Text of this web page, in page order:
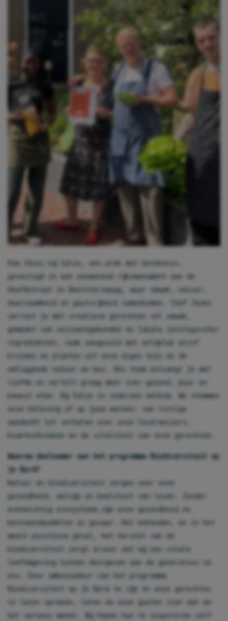
Kom thuis bij Salie, een plek met betekenis,
gevestigd in een eeuwenoud rijksmonument aan de
Hoofdstraat in Beetsterzwaag, waar smaak, natuur,
duurzaamheid en gastvrijheid samenkomen. Chef Jouke
verrast je met creatieve gerechten vol smaak,
gemaakt van seizoensgebonden en lokale (biologische)
ingrediënten, vaak aangevuld met wildpluk en/of
kruiden en planten uit onze eigen tuin en de
omliggende natuur en bos. Ons team ontvangt je met
liefde en vertelt graag meer over gezond, puur en
bewust eten. Bij Salie is iedereen welkom. We stemmen
onze beleving af op jouw wensen: van rustige
aandacht tot verhalen over onze leveranciers,
kooktechnieken en de vitaliteit van onze gerechten.
Waarom deelnemer aan het programma Biodiversiteit op
je Bord?
Natuur en biodiversiteit zorgen voor onze
gezondheid, welzijn en kwaliteit van leven. Zonder
evenwichtig ecosysteem zijn onze gezondheid en
bestaansmiddelen in gevaar. Het behouden, en in het
meest positieve geval, het herstel van de
biodiversiteit zorgt ervoor dat wij een vitale
leefomgeving kunnen doorgeven aan de generaties na
ons. Door ambassadeur van het programma
Biodiversiteit op je Bord te zijn en onze gerechten
te laten spreken, laten we onze gasten zien dat we
het serieus menen. Wij hopen hun te inspireren zelf
opslaan en/of openen,
gepersonaliseerde en niet
gepersonaliseerde advertenties,
advertentiemeting, inzichten in
bezoekers en productontwikkeling. Wij
kunnen ook uw geolocatie gegevens
gebruiken, indien u hier toestemming
voor geeft.
Geef toestemming of stel uw eigen
keuze in
cookie-instellingen.
Lees
meer in onze
privacy policy.